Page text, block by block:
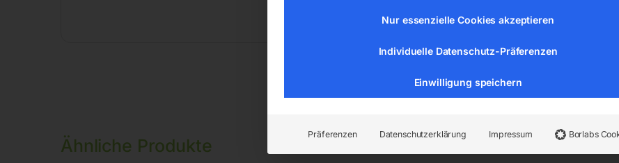
Ähnliche Produkte
Nur essenzielle Cookies akzeptieren
Individuelle Datenschutz-Präferenzen
Einwilligung speichern
Präferenzen Datenschutzerklärung Impressum Borlabs